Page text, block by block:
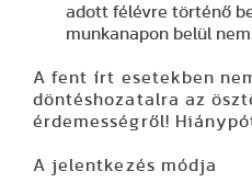
adott félévre történő
munkanapon belül
A fent írt esetekben
döntéshozatalra az
érdemességről!
A jelentkezés módja